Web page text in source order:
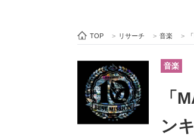
ビジネスと働き方のヒント
ITエンジニア向け専門サイト
TOP > リサーチ > 音楽 >
音楽
「
ン